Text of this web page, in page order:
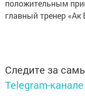
положительным
главный тренер «Ак
Следите за
Telegram-канале